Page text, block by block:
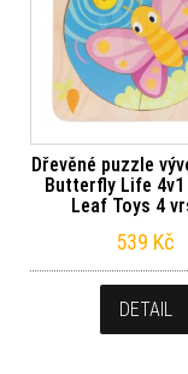
Dřevěné puzzle
Butterfly Life 4v1
Leaf Toys 4
539 Kč
DETAIL